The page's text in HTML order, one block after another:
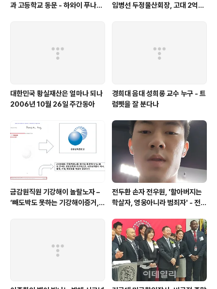
과 고등학교 동문 - 하와이 푸나호
임병선 두정물산회장, 고대 2억기
대한민국 황실재산은 얼마나 되나
2006년 10월 26일 주간동아
경희대 음대 성희롱 교수 누구 - 트
럼펫을 잘 분다나
금감원직원 기강해이 놀랄노자 –
‘빼도박도 못하는 기강해이증거,
전두환 손자 전우원, '할아버지는
학살자, 영웅아니라 범죄자' - 전재